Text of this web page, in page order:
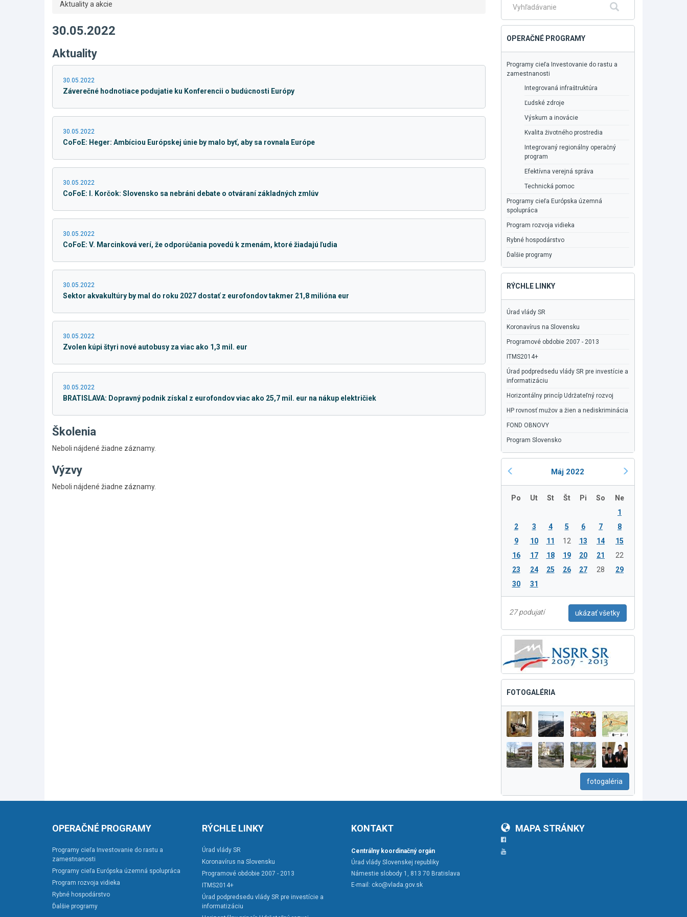
Aktuality a akcie
30.05.2022
Aktuality
30.05.2022
Záverečné hodnotiace podujatie ku Konferencii o budúcnosti Európy
30.05.2022
CoFoE: Heger: Ambíciou Európskej únie by malo byť, aby sa rovnala Európe
30.05.2022
CoFoE: I. Korčok: Slovensko sa nebráni debate o otváraní základných zmlúv
30.05.2022
CoFoE: V. Marcinková verí, že odporúčania povedú k zmenám, ktoré žiadajú ľudia
30.05.2022
Sektor akvakultúry by mal do roku 2027 dostať z eurofondov takmer 21,8 milióna eur
30.05.2022
Zvolen kúpi štyri nové autobusy za viac ako 1,3 mil. eur
30.05.2022
BRATISLAVA: Dopravný podnik získal z eurofondov viac ako 25,7 mil. eur na nákup električiek
Školenia
Neboli nájdené žiadne záznamy.
Výzvy
Neboli nájdené žiadne záznamy.
Fulltextové
OPERAČNÉ PROGRAMY
Programy cieľa Investovanie do rastu a
zamestnanosti
Integrovaná infraštruktúra
Ľudské zdroje
Výskum a inovácie
Kvalita životného prostredia
Integrovaný regionálny operačný
program
Efektívna verejná správa
Technická pomoc
Programy cieľa Európska územná
spolupráca
Program rozvoja vidieka
Rybné hospodárstvo
Ďalšie programy
RÝCHLE LINKY
Úrad vlády SR
Koronavírus na Slovensku
Programové obdobie 2007 - 2013
ITMS2014+
Úrad podpredsedu vlády SR pre investície a
informatizáciu
Horizontálny princíp Udržateľný rozvoj
HP rovnosť mužov a žien a nediskriminácia
FOND OBNOVY
Program Slovensko
Máj 2022
Po Ut St Št Pi So
Ne
1
2
3 4 5 6 7
8
9
10 11 12 13 14
15
16
17 18 19 20 21
22
23
24 25 26 27 28
29
30
31
27 podujatí ukázať všetky
FOTOGALÉRIA
fotogaléria
OPERAČNÉ PROGRAMY
Programy cieľa Investovanie do rastu a
zamestnanosti
Programy cieľa Európska územná spolupráca
Program rozvoja vidieka
Rybné hospodárstvo
Ďalšie programy
RÝCHLE LINKY
Úrad vlády SR
Koronavírus na Slovensku
Programové obdobie 2007 - 2013
ITMS2014+
Úrad podpredsedu vlády SR pre investície a
informatizáciu
KONTAKT
Centrálny koordinačný orgán
Úrad vlády Slovenskej republiky
Námestie slobody 1, 813 70 Bratislava
E-mail: cko@vlada.gov.sk
MAPA STRÁNKY
Facebook
YouTube